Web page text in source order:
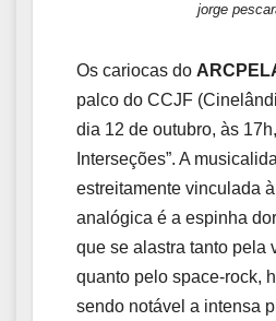
jorge
Os cariocas do
palco do CCJF
dia 12 de outubro, às
Interseções”. A
estreitamente vinculada
analógica é a espinha
que se alastra tanto pela
quanto pelo space-rock,
sendo notável a intensa